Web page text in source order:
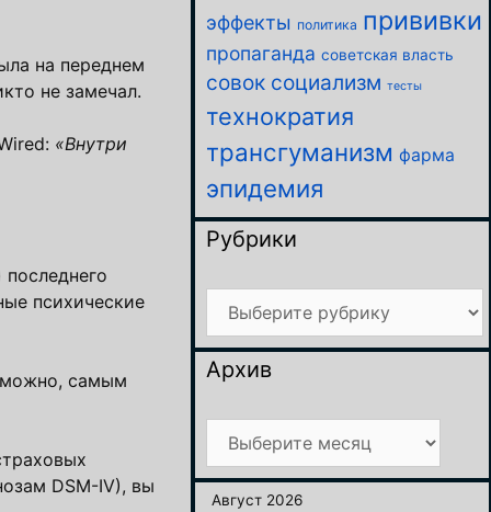
на переднем
не замечал.
«Внутри
психические
самым
DSM-IV), вы
эффекты политика прививки
пропаганда советская власть
совок социализм тесты
технократия
трансгуманизм фарма
эпидемия
Рубрики
Рубрики
Архив
Архив
Август 2026